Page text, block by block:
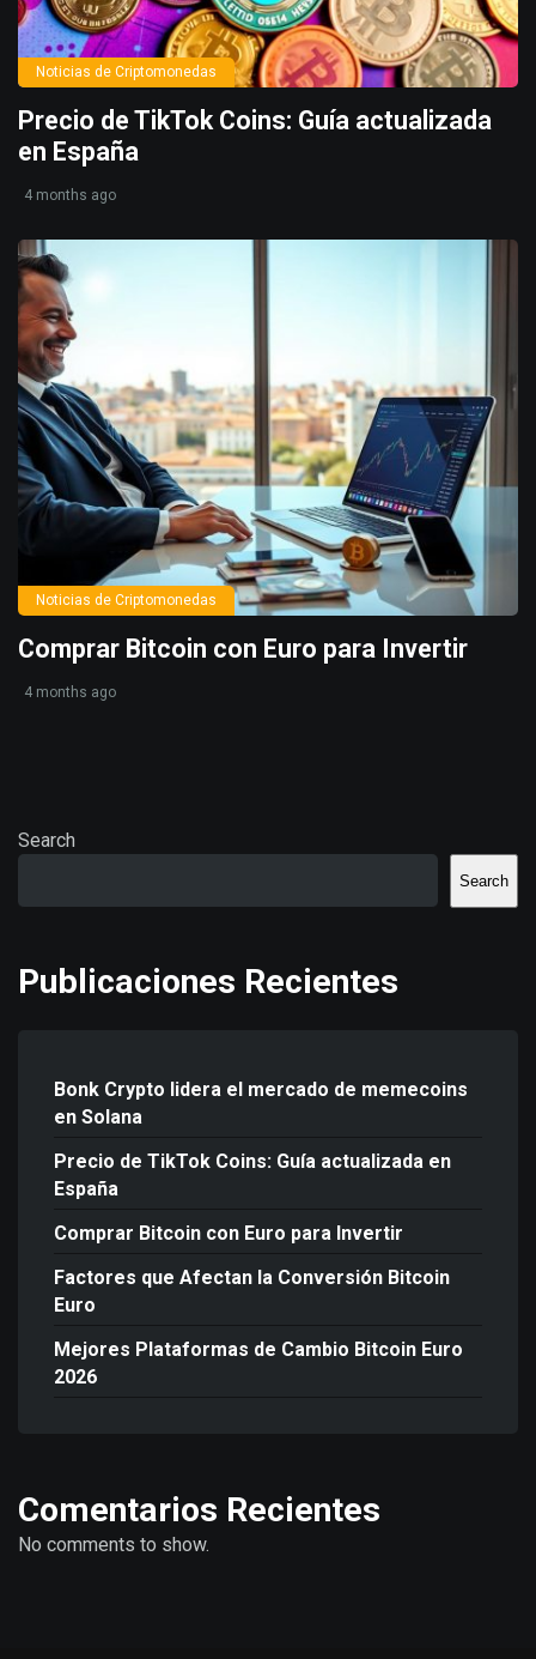
Noticias de Criptomonedas
Precio de TikTok Coins: Guía actualizada
en España
4 months ago
Noticias de Criptomonedas
Comprar Bitcoin con Euro para Invertir
4 months ago
Search
Search
Publicaciones Recientes
Bonk Crypto lidera el mercado de memecoins
en Solana
Precio de TikTok Coins: Guía actualizada en
España
Comprar Bitcoin con Euro para Invertir
Factores que Afectan la Conversión Bitcoin
Euro
Mejores Plataformas de Cambio Bitcoin Euro
2026
Comentarios Recientes
No comments to show.